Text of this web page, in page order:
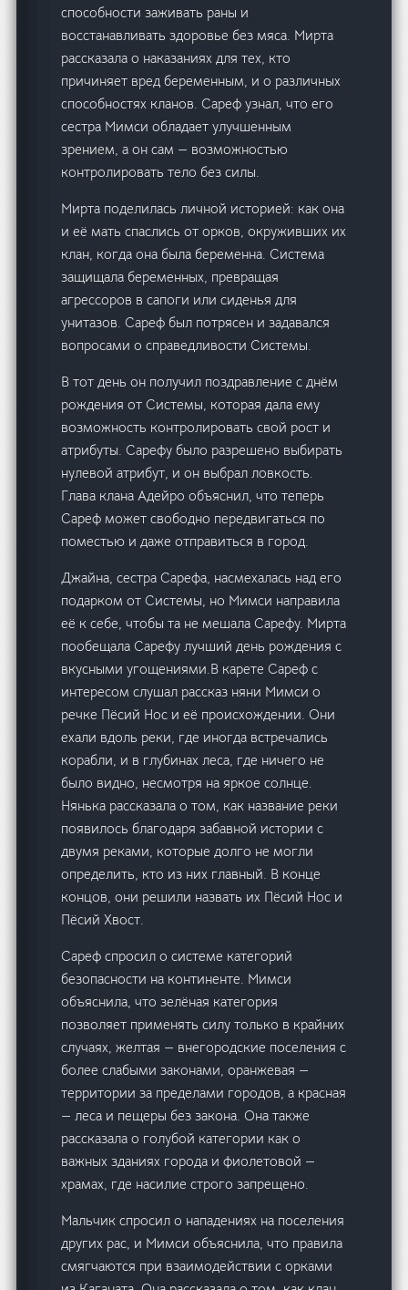
способности заживать раны и
восстанавливать здоровье без мяса. Мирта
рассказала о наказаниях для тех, кто
причиняет вред беременным, и о различных
способностях кланов. Сареф узнал, что его
сестра Мимси обладает улучшенным
зрением, а он сам — возможностью
контролировать тело без силы.
Мирта поделилась личной историей: как она
и её мать спаслись от орков, окруживших их
клан, когда она была беременна. Система
защищала беременных, превращая
агрессоров в сапоги или сиденья для
унитазов. Сареф был потрясен и задавался
вопросами о справедливости Системы.
В тот день он получил поздравление с днём
рождения от Системы, которая дала ему
возможность контролировать свой рост и
атрибуты. Сарефу было разрешено выбирать
нулевой атрибут, и он выбрал ловкость.
Глава клана Адейро объяснил, что теперь
Сареф может свободно передвигаться по
поместью и даже отправиться в город.
Джайна, сестра Сарефа, насмехалась над его
подарком от Системы, но Мимси направила
её к себе, чтобы та не мешала Сарефу. Мирта
пообещала Сарефу лучший день рождения с
вкусными угощениями.В карете Сареф с
интересом слушал рассказ няни Мимси о
речке Пёсий Нос и её происхождении. Они
ехали вдоль реки, где иногда встречались
корабли, и в глубинах леса, где ничего не
было видно, несмотря на яркое солнце.
Нянька рассказала о том, как название реки
появилось благодаря забавной истории с
двумя реками, которые долго не могли
определить, кто из них главный. В конце
концов, они решили назвать их Пёсий Нос и
Пёсий Хвост.
Сареф спросил о системе категорий
безопасности на континенте. Мимси
объяснила, что зелёная категория
позволяет применять силу только в крайних
случаях, желтая — внегородские поселения с
более слабыми законами, оранжевая —
территории за пределами городов, а красная
— леса и пещеры без закона. Она также
рассказала о голубой категории как о
важных зданиях города и фиолетовой —
храмах, где насилие строго запрещено.
Мальчик спросил о нападениях на поселения
других рас, и Мимси объяснила, что правила
смягчаются при взаимодействии с орками